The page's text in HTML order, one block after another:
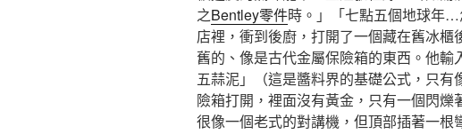
之Bentley零件時。」「七點五個地球年
店裡，衝到後廚，打開了一個藏在舊冰
舊的、像是古代金屬保險箱的東西。他
五蒜泥」（這是醬料界的基礎公式，只
險箱打開，裡面沒有黃金，只有一個閃
很像一個老式的對講機，但頂部插著一